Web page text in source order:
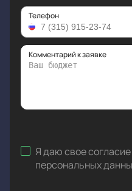
Телефон
Комментарий к заявке
Я даю свое согласие
персональных